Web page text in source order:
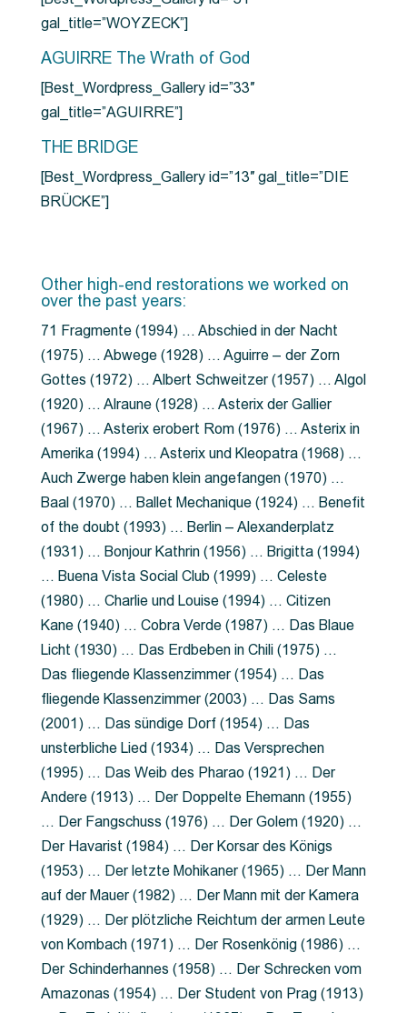
gal_title=”WOYZECK”]
AGUIRRE The Wrath of God
[Best_Wordpress_Gallery id=”33″
gal_title=”AGUIRRE”]
THE BRIDGE
[Best_Wordpress_Gallery id=”13″ gal_title=”DIE
BRÜCKE”]
Other high-end restorations we worked on
over the past years:
71 Fragmente (1994) … Abschied in der Nacht
(1975) … Abwege (1928) … Aguirre – der Zorn
Gottes (1972) … Albert Schweitzer (1957) … Algol
(1920) … Alraune (1928) … Asterix der Gallier
(1967) … Asterix erobert Rom (1976) … Asterix in
Amerika (1994) … Asterix und Kleopatra (1968) …
Auch Zwerge haben klein angefangen (1970) …
Baal (1970) … Ballet Mechanique (1924) … Benefit
of the doubt (1993) … Berlin – Alexanderplatz
(1931) … Bonjour Kathrin (1956) … Brigitta (1994)
… Buena Vista Social Club (1999) … Celeste
(1980) … Charlie und Louise (1994) … Citizen
Kane (1940) … Cobra Verde (1987) … Das Blaue
Licht (1930) … Das Erdbeben in Chili (1975) …
Das fliegende Klassenzimmer (1954) … Das
fliegende Klassenzimmer (2003) … Das Sams
(2001) … Das sündige Dorf (1954) … Das
unsterbliche Lied (1934) … Das Versprechen
(1995) … Das Weib des Pharao (1921) … Der
Andere (1913) … Der Doppelte Ehemann (1955)
… Der Fangschuss (1976) … Der Golem (1920) …
Der Havarist (1984) … Der Korsar des Königs
(1953) … Der letzte Mohikaner (1965) … Der Mann
auf der Mauer (1982) … Der Mann mit der Kamera
(1929) … Der plötzliche Reichtum der armen Leute
von Kombach (1971) … Der Rosenkönig (1986) …
Der Schinderhannes (1958) … Der Schrecken vom
Amazonas (1954) … Der Student von Prag (1913)